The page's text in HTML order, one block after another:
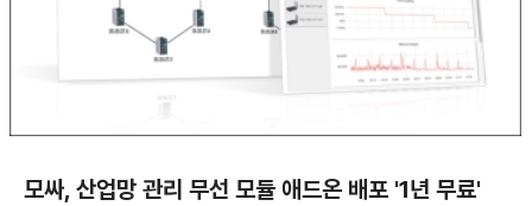
모싸, 산업망 관리 무선 모듈 애드온 배포 '1년 무료'